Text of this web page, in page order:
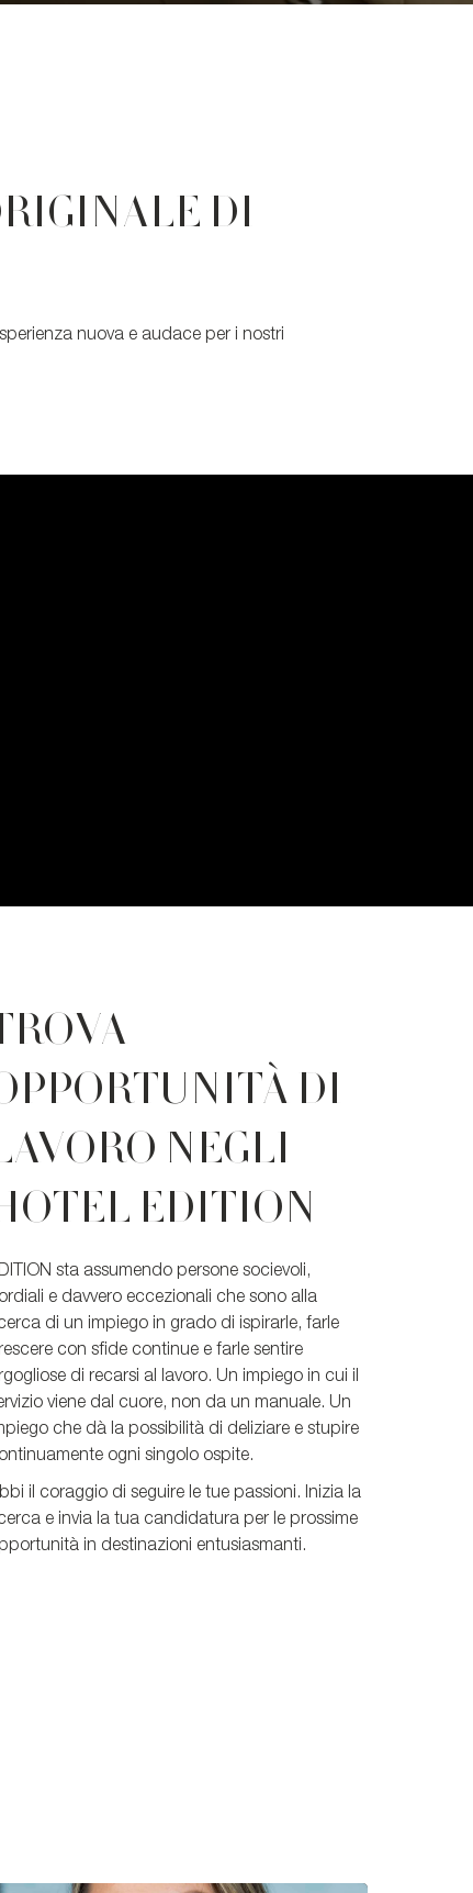
DI
nuova e audace per i nostri
DI
NEGLI
EDITION
sta assumendo persone socievoli,
e davvero eccezionali che sono alla
di un impiego in grado di ispirarle, farle
con sfide continue e farle sentire
di recarsi al lavoro. Un impiego in cui il
viene dal cuore, non da un manuale. Un
che dà la possibilità di deliziare e stupire
ogni singolo ospite.
il coraggio di seguire le tue passioni. Inizia la
e invia la tua candidatura per le prossime
in destinazioni entusiasmanti.